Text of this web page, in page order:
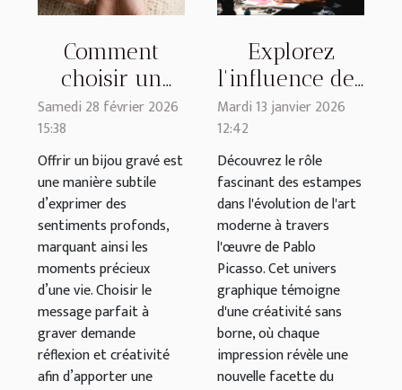
Comment
choisir un
message
parfait pour
un bijou gravé
?
Samedi 28 février 2026
15:38
Offrir un bijou gravé est
une manière subtile
d’exprimer des
sentiments profonds,
marquant ainsi les
moments précieux
d’une vie. Choisir le
message parfait à
graver demande
réflexion et créativité
afin d’apporter une
Explorez
l'influence des
estampes dans
l'art moderne
par Pablo
Picasso
Mardi 13 janvier 2026
12:42
Découvrez le rôle
fascinant des estampes
dans l'évolution de l'art
moderne à travers
l'œuvre de Pablo
Picasso. Cet univers
graphique témoigne
d'une créativité sans
borne, où chaque
impression révèle une
nouvelle facette du